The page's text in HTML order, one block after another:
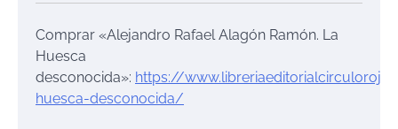
Comprar «Alejandro Rafael Alagón Ramón. La
Huesca
desconocida»: https://
huesca-desconocida/